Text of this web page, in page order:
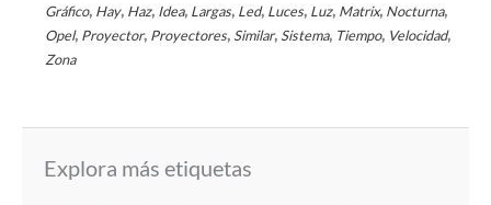
Gráfico, Hay, Haz, Idea, Largas, Led, Luces, Luz, Matrix, Nocturna,
Opel, Proyector, Proyectores, Similar, Sistema, Tiempo, Velocidad,
Zona
Explora más etiquetas